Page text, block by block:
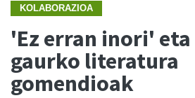
KOLABORAZIOA
'Ez erran inori'
gaurko literatura
gomendioak